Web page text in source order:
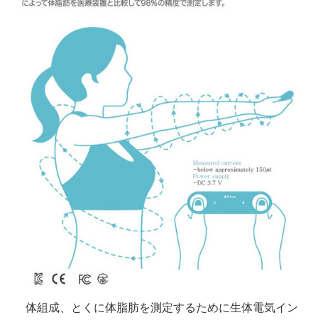
体組成、とくに体脂肪を測定するために生体電気イン